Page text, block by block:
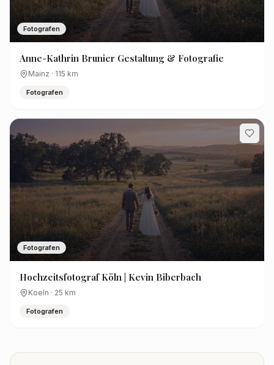
Fotografen
Anne-Kathrin Brunier Gestaltung & Fotografie
Mainz · 115 km
Fotografen
Fotografen
Hochzeitsfotograf Köln | Kevin Biberbach
Koeln · 25 km
Fotografen